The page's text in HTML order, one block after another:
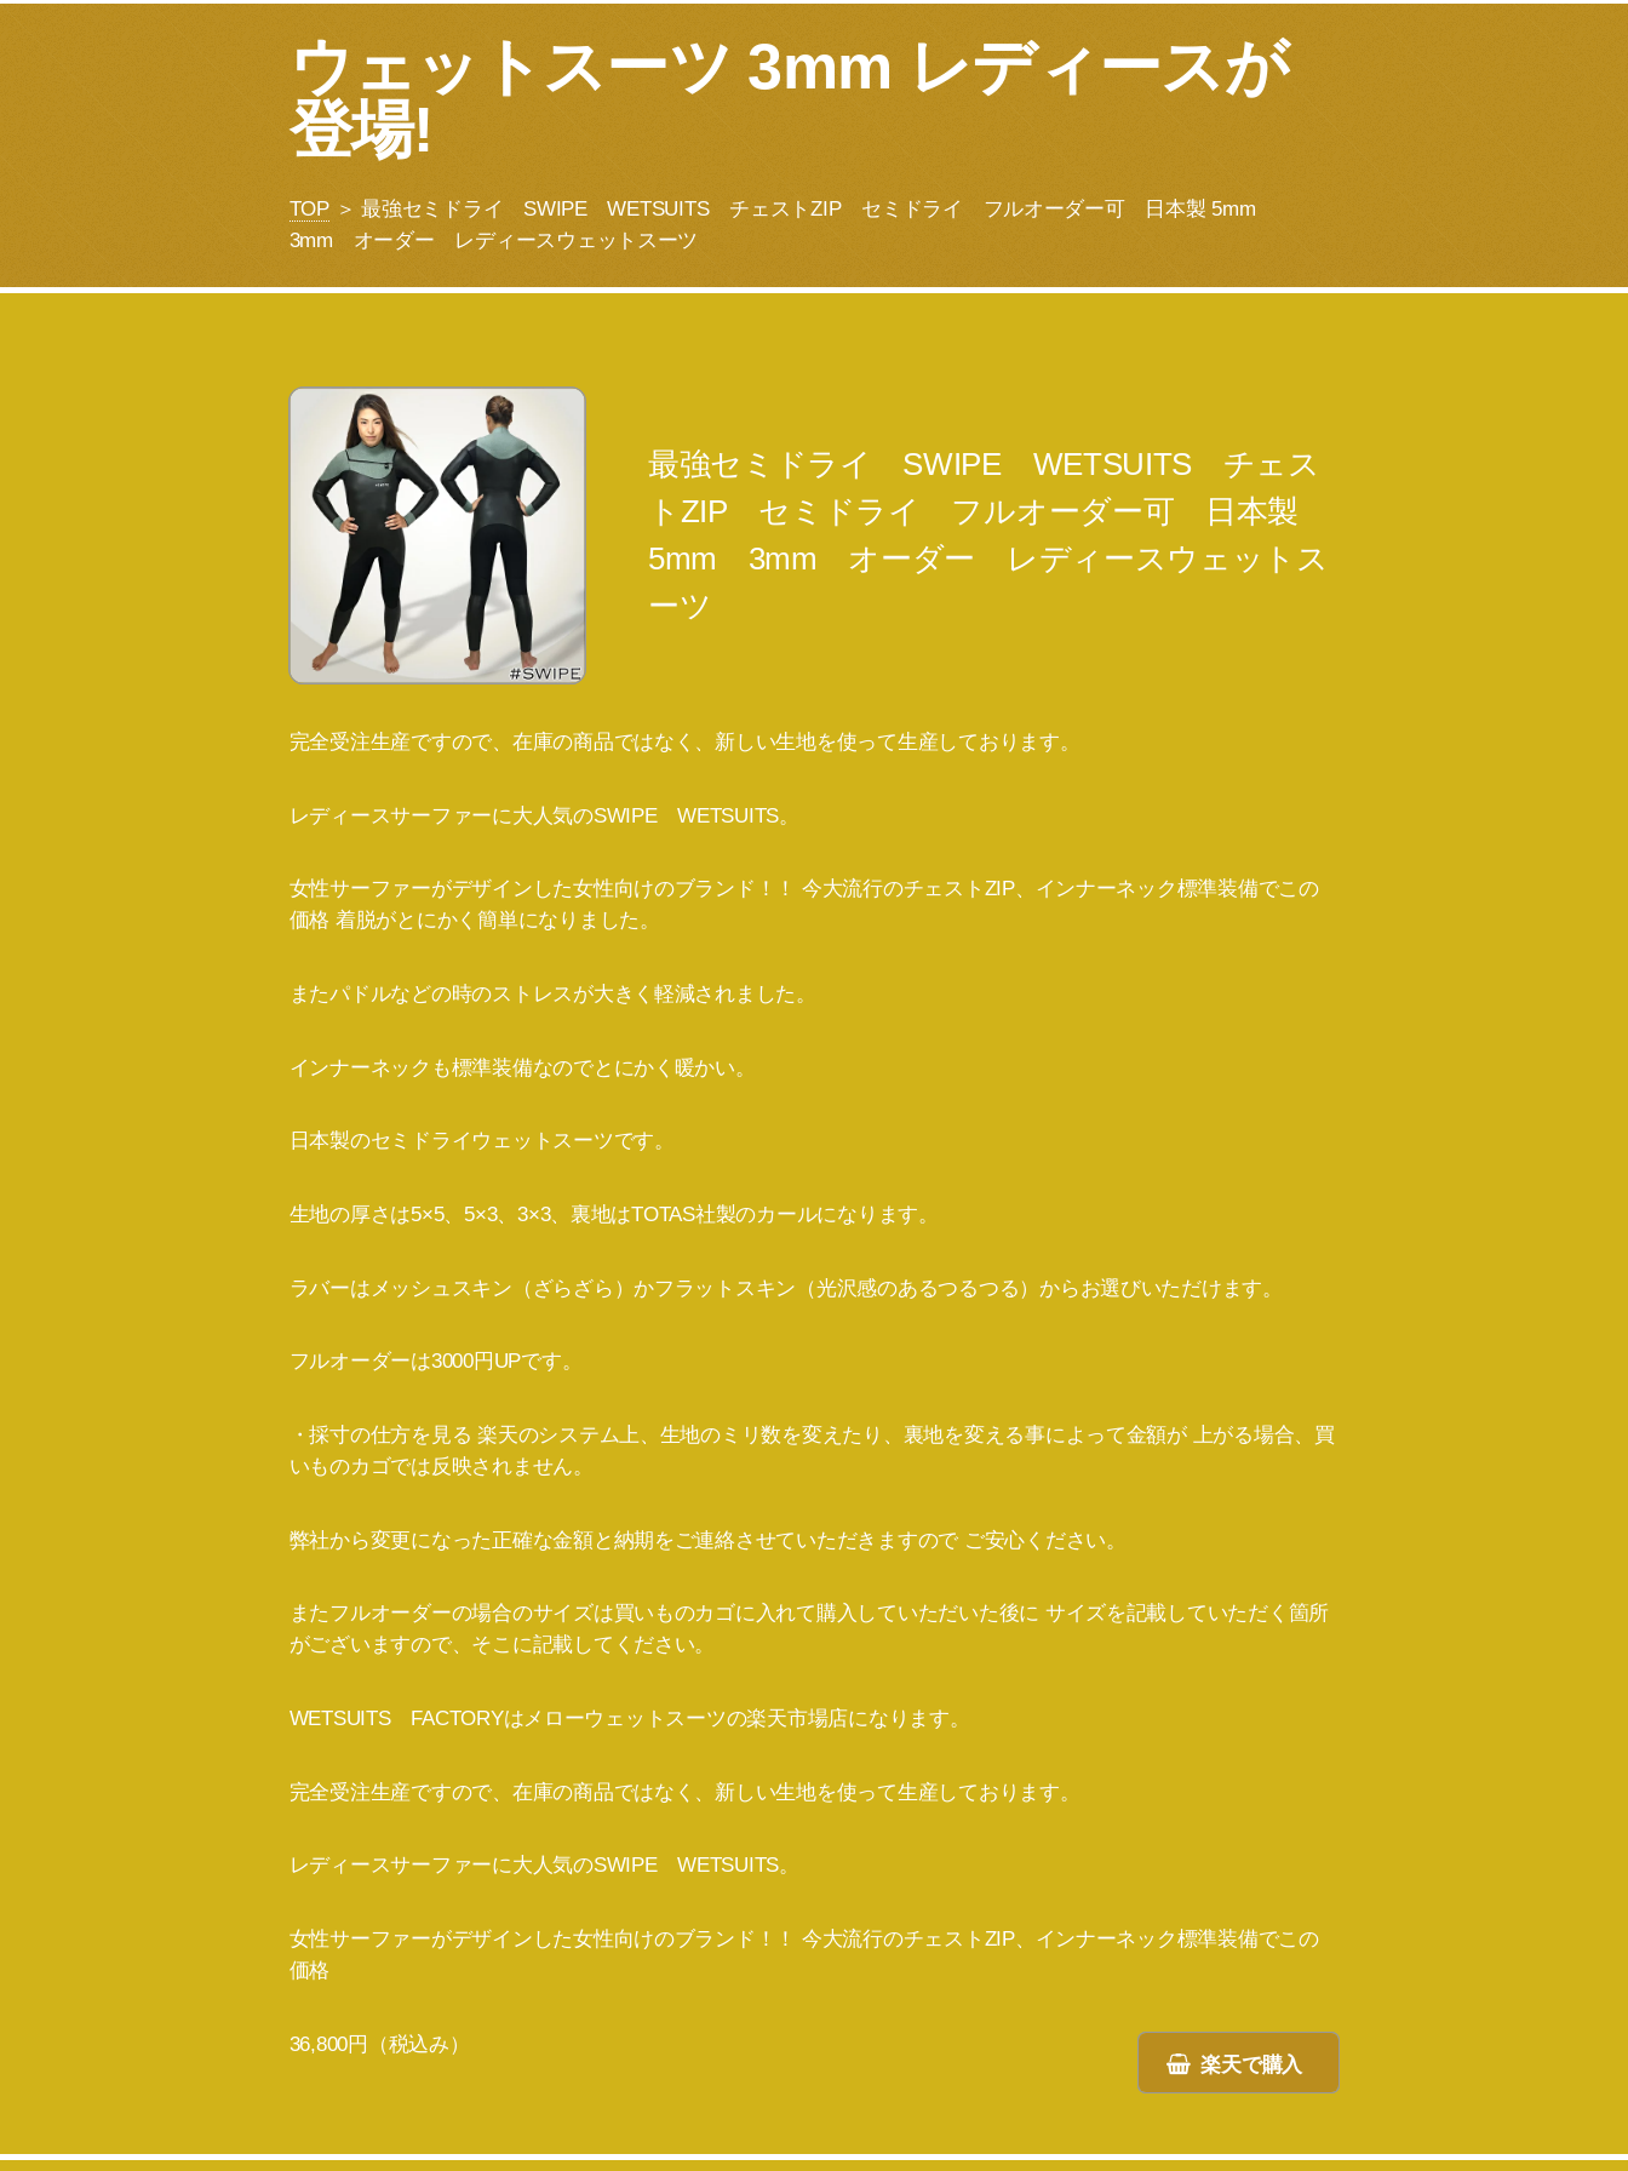
ウェットスーツ 3mm レディースが
登場!
TOP＞ 最強セミドライ SWIPE WETSUITS チェストZIP セミドライ フルオーダー可 日本製 5mm
3mm オーダー レディースウェットスーツ
最強セミドライ SWIPE WETSUITS チェス
トZIP セミドライ フルオーダー可 日本製
5mm 3mm オーダー レディースウェットス
ーツ
完全受注生産ですので、在庫の商品ではなく、新しい生地を使って生産しております。
レディースサーファーに大人気のSWIPE WETSUITS。
女性サーファーがデザインした女性向けのブランド！！ 今大流行のチェストZIP、インナーネック標準装備でこの
価格 着脱がとにかく簡単になりました。
またパドルなどの時のストレスが大きく軽減されました。
インナーネックも標準装備なのでとにかく暖かい。
日本製のセミドライウェットスーツです。
生地の厚さは5×5、5×3、3×3、裏地はTOTAS社製のカールになります。
ラバーはメッシュスキン（ざらざら）かフラットスキン（光沢感のあるつるつる）からお選びいただけます。
フルオーダーは3000円UPです。
・採寸の仕方を見る 楽天のシステム上、生地のミリ数を変えたり、裏地を変える事によって金額が 上がる場合、買
いものカゴでは反映されません。
弊社から変更になった正確な金額と納期をご連絡させていただきますので ご安心ください。
またフルオーダーの場合のサイズは買いものカゴに入れて購入していただいた後に サイズを記載していただく箇所
がございますので、そこに記載してください。
WETSUITS FACTORYはメローウェットスーツの楽天市場店になります。
完全受注生産ですので、在庫の商品ではなく、新しい生地を使って生産しております。
レディースサーファーに大人気のSWIPE WETSUITS。
女性サーファーがデザインした女性向けのブランド！！ 今大流行のチェストZIP、インナーネック標準装備でこの
価格
楽天で購入
36,800円（税込み）